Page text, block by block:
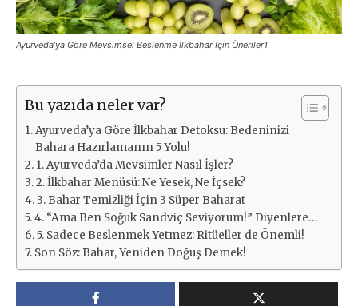
Ayurveda’ya Göre Mevsimsel Beslenme İlkbahar İçin Öneriler1
Bu yazıda neler var?
Ayurveda’ya Göre İlkbahar Detoksu: Bedeninizi
Bahara Hazırlamanın 5 Yolu!
1. Ayurveda’da Mevsimler Nasıl İşler?
2. İlkbahar Menüsü: Ne Yesek, Ne İçsek?
3. Bahar Temizliği İçin 3 Süper Baharat
4. “Ama Ben Soğuk Sandviç Seviyorum!” Diyenlere…
5. Sadece Beslenmek Yetmez: Ritüeller de Önemli!
Son Söz: Bahar, Yeniden Doğuş Demek!